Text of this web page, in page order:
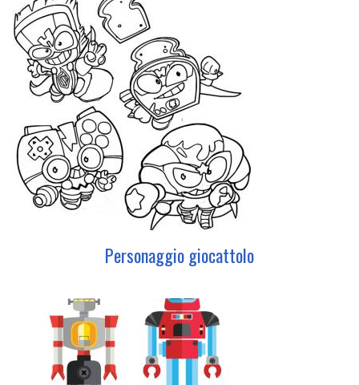
Personaggio giocattolo